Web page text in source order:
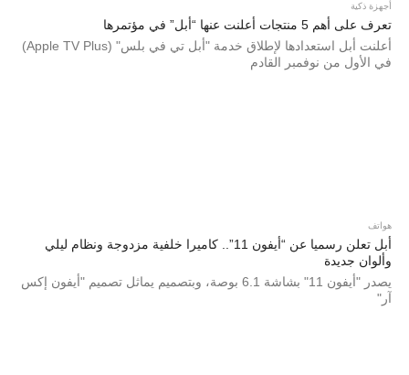
أجهزة ذكية
تعرف على أهم 5 منتجات أعلنت عنها “أبل” في مؤتمرها
أعلنت أبل استعدادها لإطلاق خدمة "أبل تي في بلس" (Apple TV Plus)
في الأول من نوفمبر القادم
هواتف
أبل تعلن رسميا عن “أيفون 11”.. كاميرا خلفية مزدوجة ونظام ليلي
وألوان جديدة
يصدر "أيفون 11" بشاشة 6.1 بوصة، وبتصميم يماثل تصميم "أيفون إكس
آر"